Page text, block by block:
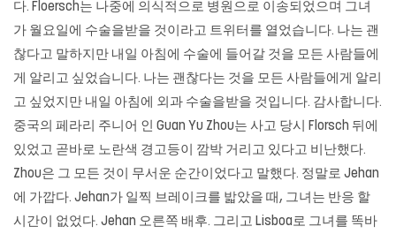
다. Floersch는 나중에 의식적으로 병원으로 이송되었으며 그녀
가 월요일에 수술을받을 것이라고 트위터를 열었습니다. 나는 괜
찮다고 말하지만 내일 아침에 수술에 들어갈 것을 모든 사람들에
게 알리고 싶었습니다. 나는 괜찮다는 것을 모든 사람들에게 알리
고 싶었지만 내일 아침에 외과 수술을받을 것입니다. 감사합니다.
중국의 페라리 주니어 인 Guan Yu Zhou는 사고 당시 Florsch 뒤에
있었고 곧바로 노란색 경고등이 깜박 거리고 있다고 비난했다.
Zhou은 그 모든 것이 무서운 순간이었다고 말했다. 정말로 Jehan
에 가깝다. Jehan가 일찍 브레이크를 밟았을 때, 그녀는 반응 할
시간이 없었다. Jehan 오른쪽 배후. 그리고 Lisboa로 그녀를 똑바